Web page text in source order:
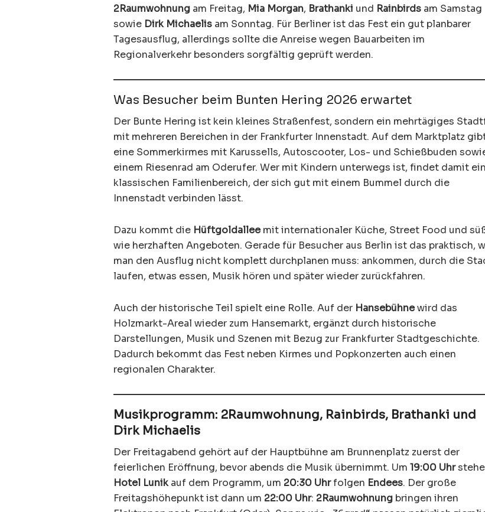
2Raumwohnung am Freitag, Mia Morgan, Brathanki und Rainbirds am Samstag
sowie Dirk Michaelis am Sonntag. Für Berliner ist das Fest ein gut planbarer
Tagesausflug, allerdings sollte die Anreise wegen Bauarbeiten im
Regionalverkehr besonders sorgfältig geprüft werden.
Was Besucher beim Bunten Hering 2026 erwartet
Der Bunte Hering ist kein kleines Straßenfest, sondern ein mehrtägiges
mit mehreren Bereichen in der Frankfurter Innenstadt. Auf dem Marktplatz
eine Sommerkirmes mit Karussells, Autoscooter, Los- und Schießbuden
einem Riesenrad am Oderufer. Wer mit Kindern unterwegs ist, findet damit
klassischen Familienbereich, der sich gut mit einem Bummel durch die
Innenstadt verbinden lässt.
Dazu kommt die Hüftgoldalleemit internationaler Küche, Street Food und
wie herzhaften Angeboten. Gerade für Besucher aus Berlin ist das praktisch,
man den Ausflug nicht komplett durchplanen muss: ankommen, durch die
laufen, etwas essen, Musik hören und später wieder zurückfahren.
Auch der historische Teil spielt eine Rolle. Auf der Hansebühnewird das
Holzmarkt-Areal wieder zum Hansemarkt, ergänzt durch historische
Darstellungen, Musik und Szenen mit Bezug zur Frankfurter Stadtgeschichte.
Dadurch bekommt das Fest neben Kirmes und Popkonzerten auch einen
regionalen Charakter.
Musikprogramm: 2Raumwohnung, Rainbirds, Brathanki und
Dirk Michaelis
Der Freitagabend gehört auf der Hauptbühne am Brunnenplatz zuerst der
feierlichen Eröffnung, bevor abends die Musik übernimmt. Um 19:00 Uhr
Hotel Lunikauf dem Programm, um 20:30 Uhrfolgen Endees. Der große
Freitagshöhepunkt ist dann um 22:00 Uhr: 2Raumwohnung bringen ihren